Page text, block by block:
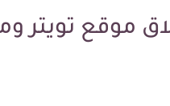
‏موقع